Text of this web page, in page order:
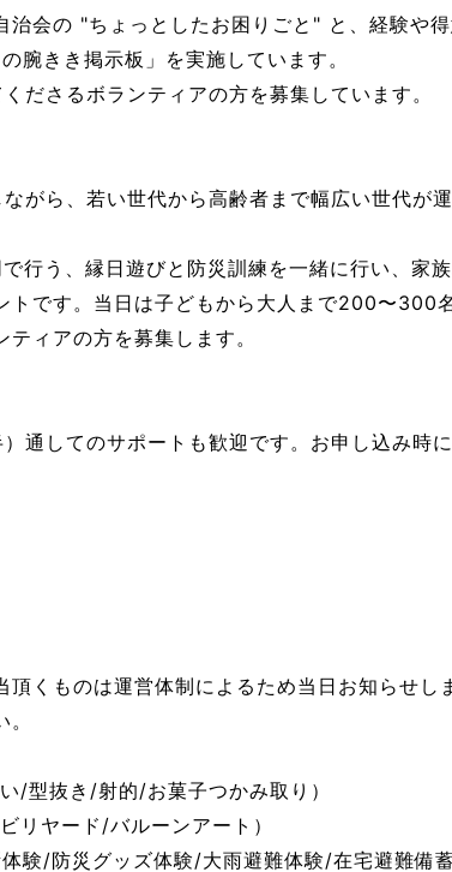
治会の "ちょっとしたお困りごと" と、経験や
腕きき掲⽰板」を実施しています。
ださるボランティアの⽅を募集しています。
がら、若い世代から⾼齢者まで幅広い世代が
⾏う、縁⽇遊びと防災訓練を⼀緒に⾏い、家
です。当⽇は⼦どもから⼤⼈まで200〜300
ィアの⽅を募集します。
通してのサポートも歓迎です。お申し込み時
くものは運営体制によるため当日お知らせし
/型抜き/射的/お菓子つかみ取り）
リヤード/バルーンアート）
験/防災グッズ体験/大雨避難体験/在宅避難備蓄